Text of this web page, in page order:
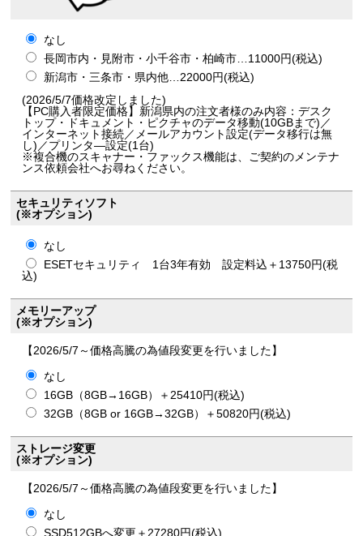
なし
長岡市内・見附市・小千谷市・柏崎市…11000円(税込)
新潟市・三条市・県内他…22000円(税込)
(2026/5/7価格改定しました)
【PC購入者限定価格】新潟県内の注文者様のみ内容：デスク
トップ・ドキュメント・ピクチャのデータ移動(10GBまで)／
インターネット接続／メールアカウント設定(データ移行は無
し)／プリンタ―設定(1台)
※複合機のスキャナー・ファックス機能は、ご契約のメンテナ
ンス依頼会社へお尋ねください。
セキュリティソフト
(※オプション)
なし
ESETセキュリティ 1台3年有効 設定料込＋13750円(税
込)
メモリーアップ
(※オプション)
【2026/5/7～価格高騰の為値段変更を行いました】
なし
16GB（8GB→16GB）＋25410円(税込)
32GB（8GB or 16GB→32GB）＋50820円(税込)
ストレージ変更
(※オプション)
【2026/5/7～価格高騰の為値段変更を行いました】
なし
SSD512GBへ変更＋27280円(税込)